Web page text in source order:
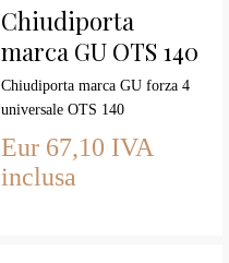
Chiudiporta
marca GU OTS 140
forza 4 con fermo
Chiudiporta marca GU forza 4
universale OTS 140
Eur 67,10 IVA
inclusa